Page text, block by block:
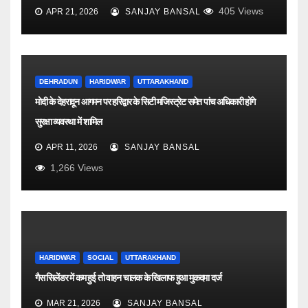
APR 21, 2026 SANJAY BANSAL 405 Views
DEHRADUN HARIDWAR UTTARAKHAND
मोदी के देहरादून आगमन पर हरिद्वार के सिटी मजिस्ट्रेट समेत पांच अधिकारी होंगे
सुरक्षा व्यवस्था में शामिल
APR 11, 2026 SANJAY BANSAL
1,266 Views
HARIDWAR SOCIAL UTTARAKHAND
गैस सिलेंडर में कम हुई तो वाहन चालक के खिलाफ हुआ मुकदमा दर्ज
MAR 21, 2026 SANJAY BANSAL